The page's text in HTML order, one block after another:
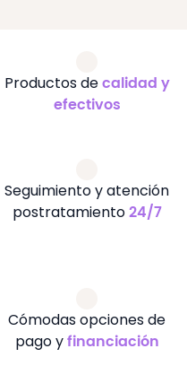
Productos de calidad y
efectivos
Seguimiento y atención
postratamiento 24/7
Cómodas opciones de
pago y financiación